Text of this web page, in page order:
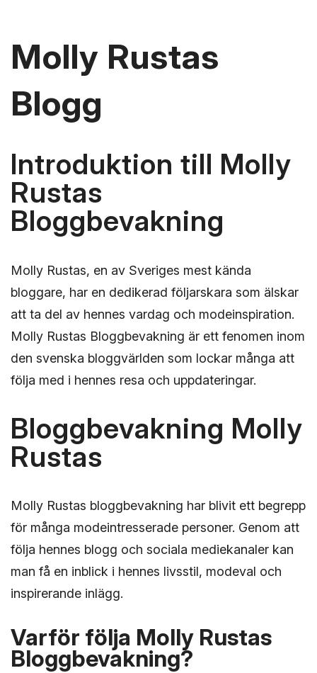
Molly Rustas
Blogg
Introduktion till Molly
Rustas
Bloggbevakning
Molly Rustas, en av Sveriges mest kända
bloggare, har en dedikerad följarskara som älskar
att ta del av hennes vardag och modeinspiration.
Molly Rustas Bloggbevakning är ett fenomen inom
den svenska bloggvärlden som lockar många att
följa med i hennes resa och uppdateringar.
Bloggbevakning Molly
Rustas
Molly Rustas bloggbevakning har blivit ett begrepp
för många modeintresserade personer. Genom att
följa hennes blogg och sociala mediekanaler kan
man få en inblick i hennes livsstil, modeval och
inspirerande inlägg.
Varför följa Molly Rustas
Bloggbevakning?